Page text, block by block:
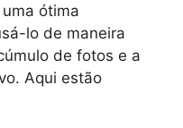
ótima
lo de maneira
de fotos e a
Aqui estão